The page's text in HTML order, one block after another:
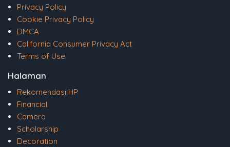
Privacy Policy
Cookie Privacy Policy
DMCA
California Consumer Privacy Act
Terms of Use
Halaman
Rekomendasi HP
Financial
Camera
Scholarship
Decoration